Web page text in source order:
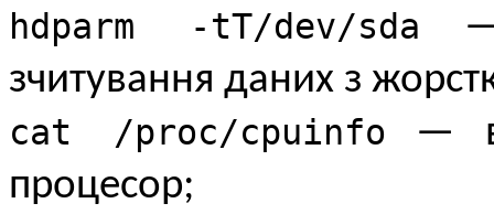
hdparm -tT/dev/sda —
зчитування даних з
cat /proc/cpuinfo —
процесор;